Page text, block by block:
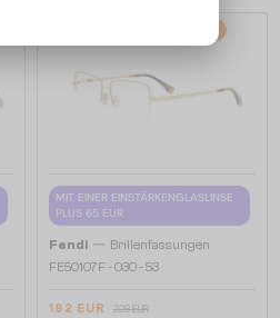
MIT EINER EINSTÄRKENGLASLINSE
PLUS 65 EUR
Fendi — Brillenfassungen
FE50107F - 030 - 53
192 EUR 226 EUR